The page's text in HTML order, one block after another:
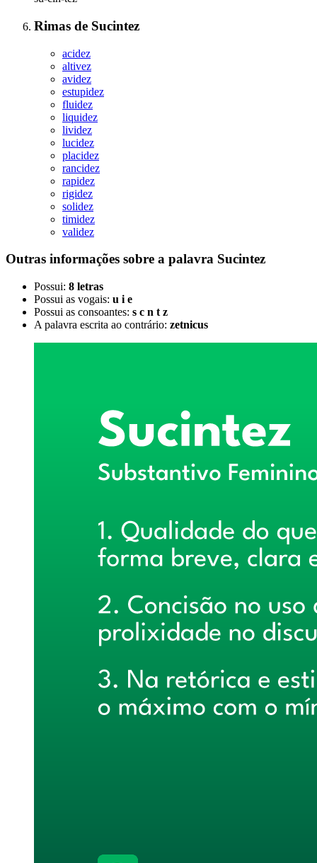
Rimas de Sucintez
acidez
altivez
avidez
estupidez
fluidez
liquidez
lividez
lucidez
placidez
rancidez
rapidez
rigidez
solidez
timidez
validez
Outras informações sobre a palavra Sucintez
Possui: 8 letras
Possui as vogais: u i e
Possui as consoantes: s c n t z
A palavra escrita ao contrário: zetnicus